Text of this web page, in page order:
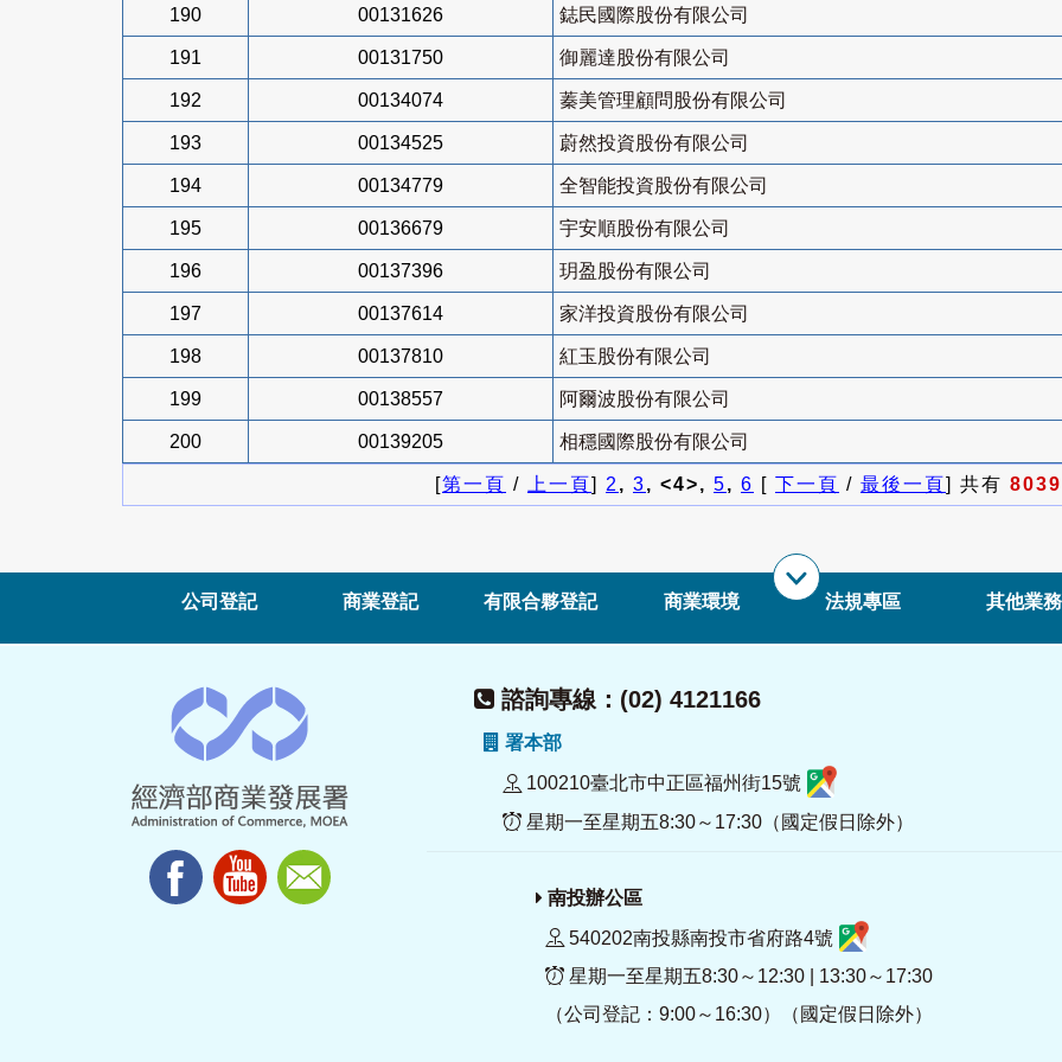
190 00131626 鋕民國際股份有限公司
191 00131750 御麗達股份有限公司
192 00134074 蓁美管理顧問股份有限公司
193 00134525 蔚然投資股份有限公司
194 00134779 全智能投資股份有限公司
195 00136679 宇安順股份有限公司
196 00137396 玥盈股份有限公司
197 00137614 家洋投資股份有限公司
198 00137810 紅玉股份有限公司
199 00138557 阿爾波股份有限公司
200 00139205 相穩國際股份有限公司
[第一頁 / 上一頁] 2, 3, <4>, 5, 6 [ 下一頁 / 最後一頁] 共有 8039
公司登記 商業登記 有限合夥登記 商業環境 法規專區 其他業務
諮詢專線：(02) 4121166
署本部
100210臺北市中正區福州街15號
星期一至星期五8:30～17:30（國定假日除外）
南投辦公區
540202南投縣南投市省府路4號
星期一至星期五8:30～12:30 | 13:30～17:30
（公司登記：9:00～16:30）（國定假日除外）